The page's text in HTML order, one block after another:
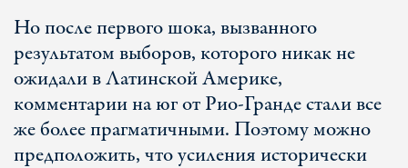
Но после первого шока, вызванного
результатом выборов, которого никак не
ожидали в Латинской Америке,
комментарии на юг от Рио-Гранде стали все
же более прагматичными. Поэтому можно
предположить, что усиления исторически